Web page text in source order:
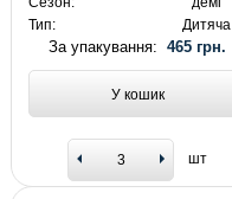
Тип:
Дитяча
За упакування:465 грн.
У кошик
шт